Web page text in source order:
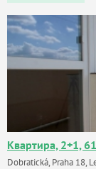
Квартира, 2+1,
Dobratická, Praha 18,